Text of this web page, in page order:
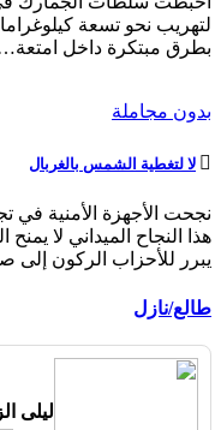
لتهريب نحو تسعة
بطرق مبتكرة داخل
بدون مجاملة
لا لتغطية الشمس بالغربال
نجحت الأجهزة الأمنية في
هذا النجاح الميداني لا
يبرر للأحزاب الركون إلى
طالع/نازل
ليلى